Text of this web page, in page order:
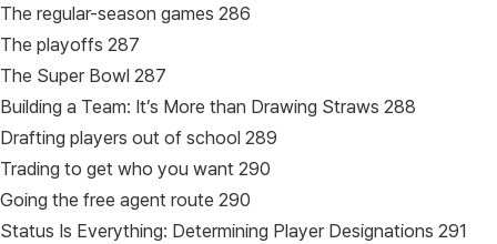
The regular-season games 286
The playoffs 287
The Super Bowl 287
Building a Team: It’s More than Drawing Straws 288
Drafting players out of school 289
Trading to get who you want 290
Going the free agent route 290
Status Is Everything: Determining Player Designations 291